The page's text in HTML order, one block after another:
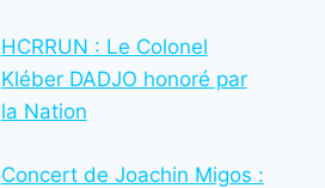
HCRRUN : Le Colonel
Kléber DADJO honoré par
la Nation
Concert de Joachin Migos :